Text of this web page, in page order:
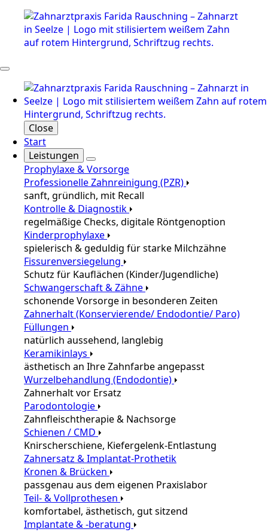
Close
Start
Leistungen
Prophylaxe & Vorsorge
Professionelle Zahnreinigung (PZR)
sanft, gründlich, mit Recall
Kontrolle & Diagnostik
regelmäßige Checks, digitale Röntgenoption
Kinderprophylaxe
spielerisch & geduldig für starke Milchzähne
Fissurenversiegelung
Schutz für Kauflächen (Kinder/Jugendliche)
Schwangerschaft & Zähne
schonende Vorsorge in besonderen Zeiten
Zahnerhalt (Konservierende/ Endodontie/ Paro)
Füllungen
natürlich aussehend, langlebig
Keramikinlays
ästhetisch an Ihre Zahnfarbe angepasst
Wurzelbehandlung (Endodontie)
Zahnerhalt vor Ersatz
Parodontologie
Zahnfleischtherapie & Nachsorge
Schienen / CMD
Knirscherschiene, Kiefergelenk-Entlastung
Zahnersatz & Implantat-Prothetik
Kronen & Brücken
passgenau aus dem eigenen Praxislabor
Teil- & Vollprothesen
komfortabel, ästhetisch, gut sitzend
Implantate & -beratung